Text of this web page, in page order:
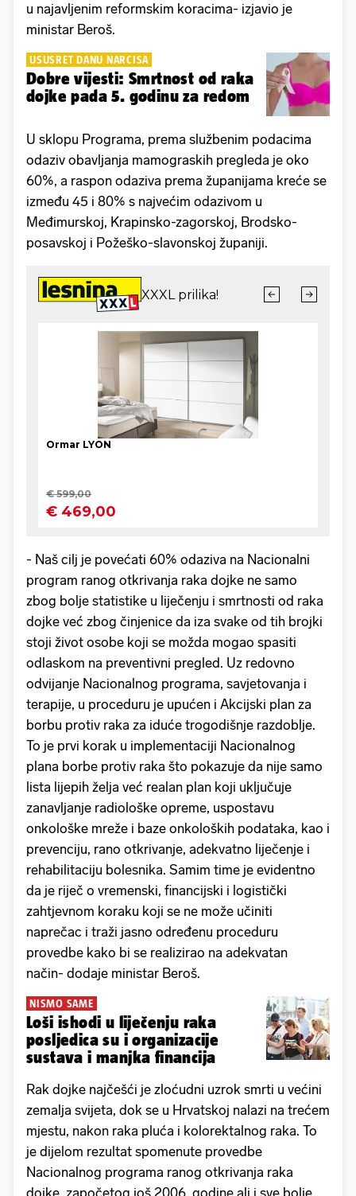
u najavljenim reformskim koracima- izjavio je
ministar Beroš.
USUSRET DANU NARCISA
Dobre vijesti: Smrtnost od raka
dojke pada 5. godinu za redom
U sklopu Programa, prema službenim podacima
odaziv obavljanja mamograskih pregleda je oko
60%, a raspon odaziva prema županijama kreće se
između 45 i 80% s najvećim odazivom u
Međimurskoj, Krapinsko-zagorskoj, Brodsko-
posavskoj i Požeško-slavonskoj županiji.
- Naš cilj je povećati 60% odaziva na Nacionalni
program ranog otkrivanja raka dojke ne samo
zbog bolje statistike u liječenju i smrtnosti od raka
dojke već zbog činjenice da iza svake od tih brojki
stoji život osobe koji se možda mogao spasiti
odlaskom na preventivni pregled. Uz redovno
odvijanje Nacionalnog programa, savjetovanja i
terapije, u proceduru je upućen i Akcijski plan za
borbu protiv raka za iduće trogodišnje razdoblje.
To je prvi korak u implementaciji Nacionalnog
plana borbe protiv raka što pokazuje da nije samo
lista lijepih želja već realan plan koji uključuje
zanavljanje radiološke opreme, uspostavu
onkološke mreže i baze onkoloških podataka, kao i
prevenciju, rano otkrivanje, adekvatno liječenje i
rehabilitaciju bolesnika. Samim time je evidentno
da je riječ o vremenski, financijski i logistički
zahtjevnom koraku koji se ne može učiniti
naprečac i traži jasno određenu proceduru
provedbe kako bi se realizirao na adekvatan
način- dodaje ministar Beroš.
NISMO SAME
Loši ishodi u liječenju raka
posljedica su i organizacije
sustava i manjka financija
Rak dojke najčešći je zloćudni uzrok smrti u većini
zemalja svijeta, dok se u Hrvatskoj nalazi na trećem
mjestu, nakon raka pluća i kolorektalnog raka. To
je dijelom rezultat spomenute provedbe
Nacionalnog programa ranog otkrivanja raka